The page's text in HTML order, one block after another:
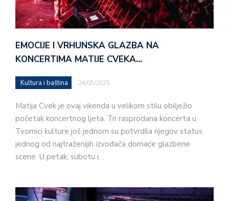
EMOCIJE I VRHUNSKA GLAZBA NA
KONCERTIMA MATIJE CVEKA…
Kultura i baština 26/05/2025
Matija Cvek je ovaj vikenda u velikom stilu obilježio
početak koncertnog ljeta. Tri rasprodana koncerta u
Tvornici kulture još jednom su potvrdila njegov status
jednog od najtraženijih izvođača domaće glazbene
scene. U petak, subotu i…